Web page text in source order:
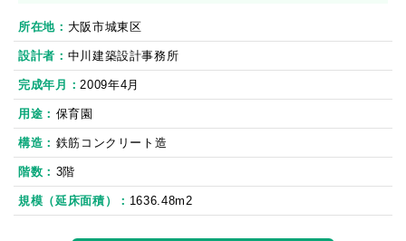
所在地 大阪市城東区
設計者 中川建築設計事務所
完成年月 2009年4月
用途 保育園
構造 鉄筋コンクリート造
階数 3階
規模（延床面積） 1636.48m2